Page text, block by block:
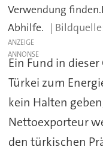
Verwendung
Abhilfe.
ANZEIGE
Ein Fund in
Türkei zum
kein Halten
Nettoexporteur
den türkischen